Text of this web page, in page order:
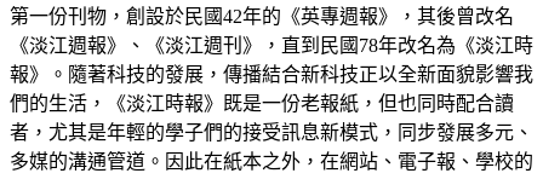
第一份刊物，創設於民國42年的《英專週報》，其後曾改名
《淡江週報》、《淡江週刊》，直到民國78年改名為《淡江時
報》。隨著科技的發展，傳播結合新科技正以全新面貌影響我
們的生活，《淡江時報》既是一份老報紙，但也同時配合讀
者，尤其是年輕的學子們的接受訊息新模式，同步發展多元、
多媒的溝通管道。因此在紙本之外，在網站、電子報、學校的